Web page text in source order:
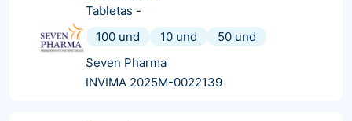
Tabletas -
100 und
10 und
50 und
Seven Pharma
INVIMA 2025M-0022139